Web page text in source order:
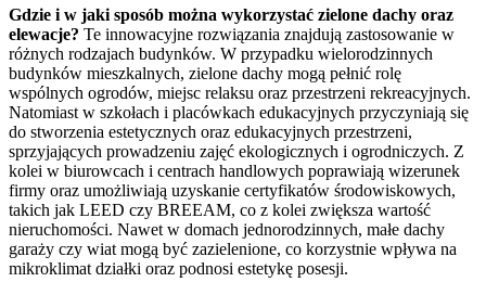
Gdzie i w jaki sposób można wykorzystać zielone dachy oraz
elewacje? Te innowacyjne rozwiązania znajdują zastosowanie w
różnych rodzajach budynków. W przypadku wielorodzinnych
budynków mieszkalnych, zielone dachy mogą pełnić rolę
wspólnych ogrodów, miejsc relaksu oraz przestrzeni rekreacyjnych.
Natomiast w szkołach i placówkach edukacyjnych przyczyniają się
do stworzenia estetycznych oraz edukacyjnych przestrzeni,
sprzyjających prowadzeniu zajęć ekologicznych i ogrodniczych. Z
kolei w biurowcach i centrach handlowych poprawiają wizerunek
firmy oraz umożliwiają uzyskanie certyfikatów środowiskowych,
takich jak LEED czy BREEAM, co z kolei zwiększa wartość
nieruchomości. Nawet w domach jednorodzinnych, małe dachy
garaży czy wiat mogą być zazielenione, co korzystnie wpływa na
mikroklimat działki oraz podnosi estetykę posesji.